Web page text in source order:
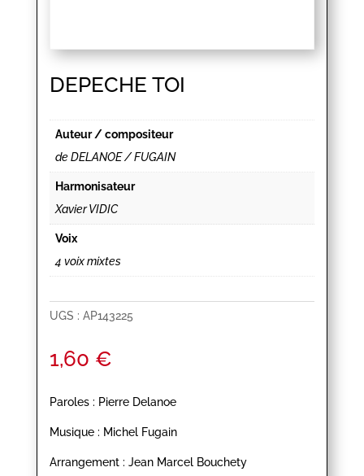
DEPECHE TOI
Auteur / compositeur
de DELANOE / FUGAIN
Harmonisateur
Xavier VIDIC
Voix
4 voix mixtes
UGS : AP143225
1,60 €
Paroles : Pierre Delanoe
Musique : Michel Fugain
Arrangement : Jean Marcel Bouchety